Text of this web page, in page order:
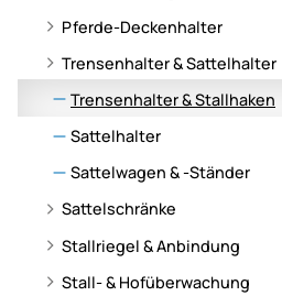
Pferde-Deckenhalter
Trensenhalter & Sattelhalter
Trensenhalter & Stallhaken
Sattelhalter
Sattelwagen & -Ständer
Sattelschränke
Stallriegel & Anbindung
Stall- & Hofüberwachung